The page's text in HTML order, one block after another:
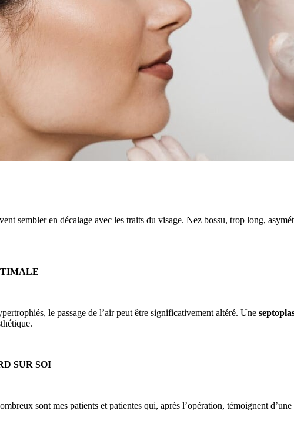
sembler en décalage avec les traits du visage. Nez bossu, trop long,
le passage de l’air peut être significativement altéré. Une
SUR SOI
sont mes patients et patientes qui, après l’opération, témoignent d’une